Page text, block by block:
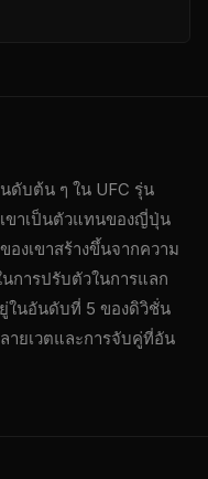
นดับต้น ๆ ใน UFC รุ่น
ขาเป็นตัวแทนของญี่ปุ่น
งเขาสร้างขึ้นจากความ
การปรับตัวในการแลก
ในอันดับที่ 5 ของดิวิชั่น
ายเวตและการจับคู่ที่อัน